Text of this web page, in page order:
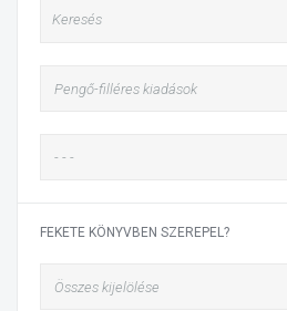
FEKETE KÖNYVBEN SZEREPEL?